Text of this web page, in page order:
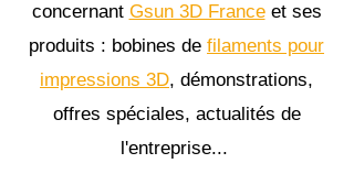
concernant Gsun 3D Franceet ses
produits : bobines de filaments pour
impressions 3D, démonstrations,
offres spéciales, actualités de
l'entreprise...